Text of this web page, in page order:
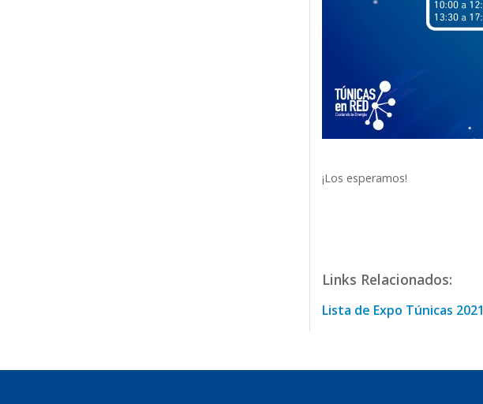
¡Los esperamos!
Links Relacionados:
Lista de Expo Túnicas 2021